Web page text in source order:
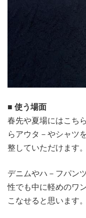
■ 使う場面
春先や夏場にはこち
らアウタ－やシャツ
整していただけます。
デニムやハ－フパン
性でも中に軽めのワ
こなせると思います。